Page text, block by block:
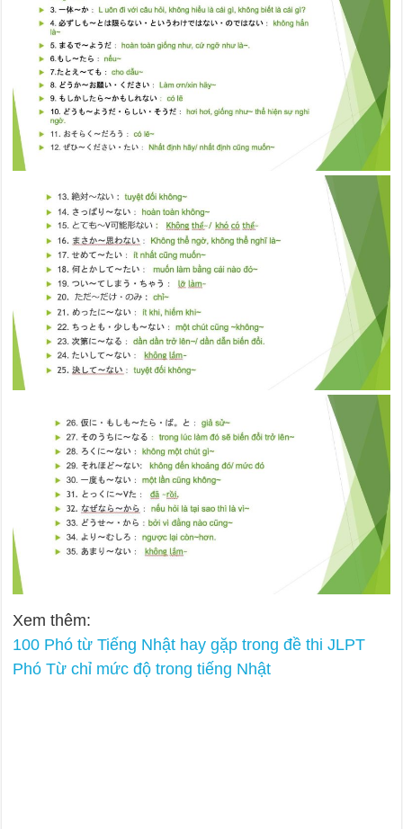
Xem thêm:
100 Phó từ Tiếng Nhật hay gặp trong đề thi JLPT
Phó Từ chỉ mức độ trong tiếng Nhật